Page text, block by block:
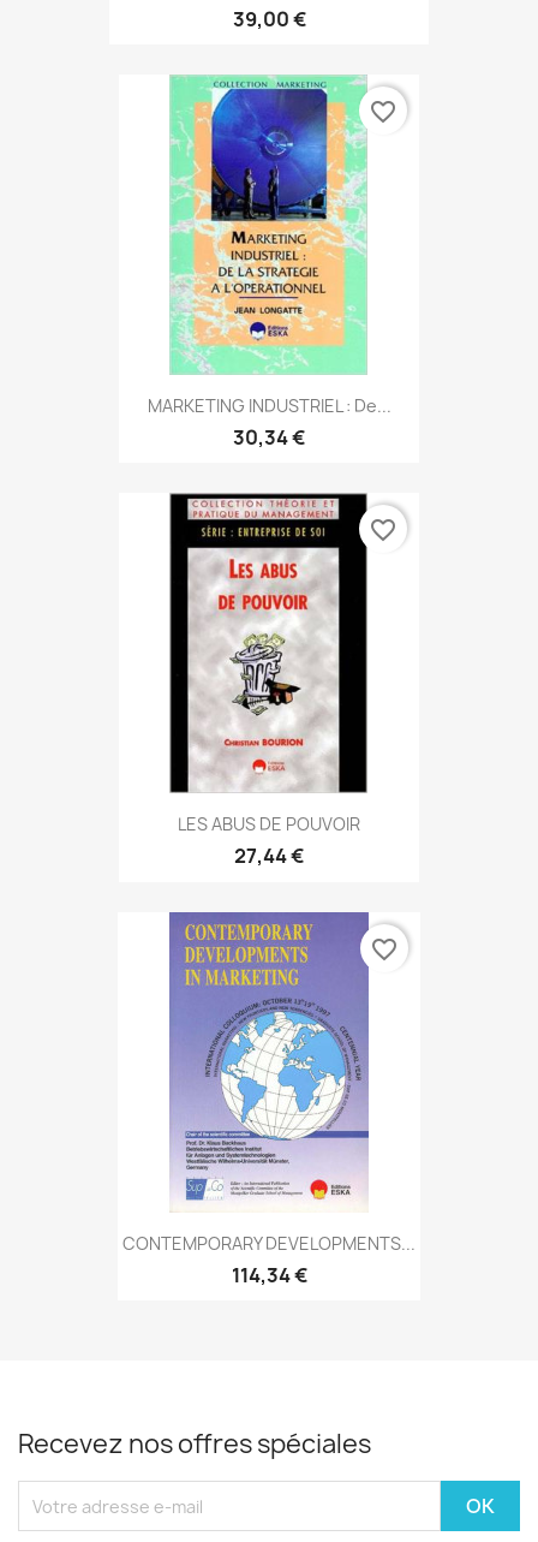
39,00 €
MARKETING INDUSTRIEL : De...
30,34 €
favorite_border
LES ABUS DE POUVOIR
27,44 €
favorite_border
CONTEMPORARY DEVELOPMENTS...
114,34 €
favorite_border
Recevez nos offres spéciales